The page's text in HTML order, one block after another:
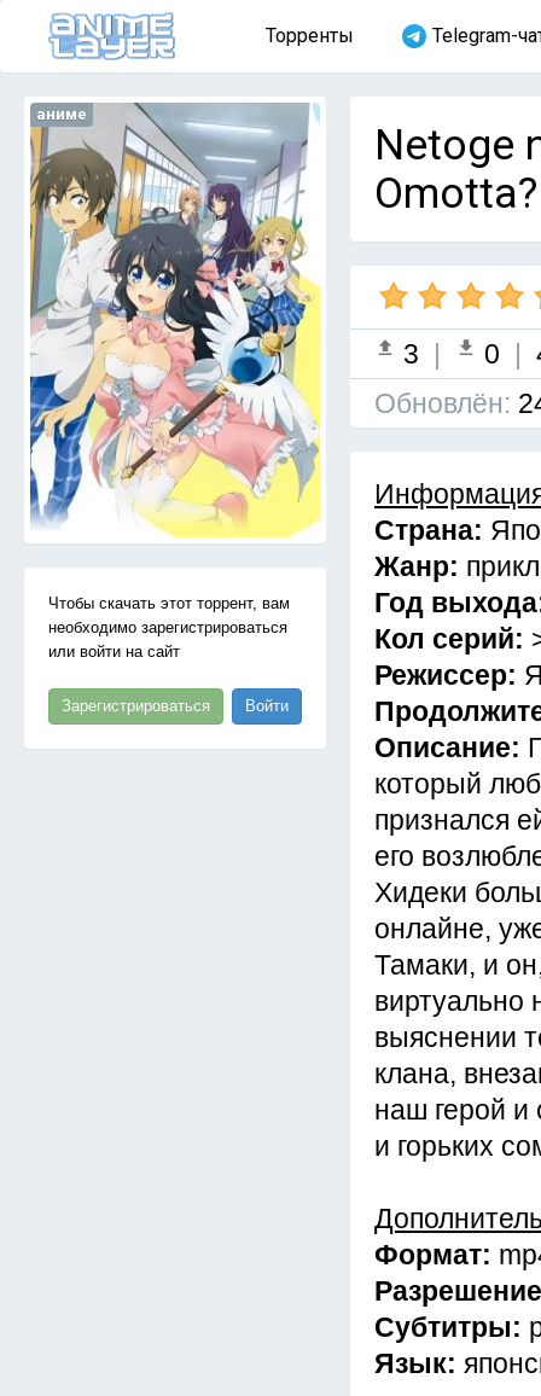
Торренты Telegram-
аниме
Чтобы скачать этот торрент, вам
необходимо зарегистрироваться
или войти на сайт
Зарегистрироваться Войти
Netoge
3 | 0 |
Обновлён:
Страна:
Жанр:
Год
Кол серий:
Режиссер:
Описание:
который
признался
его
Хидеки
онлайне,
Тамаки, и
виртуально
выяснении
клана,
наш герой и
и горьких
Формат:
Субтитры:
Язык: